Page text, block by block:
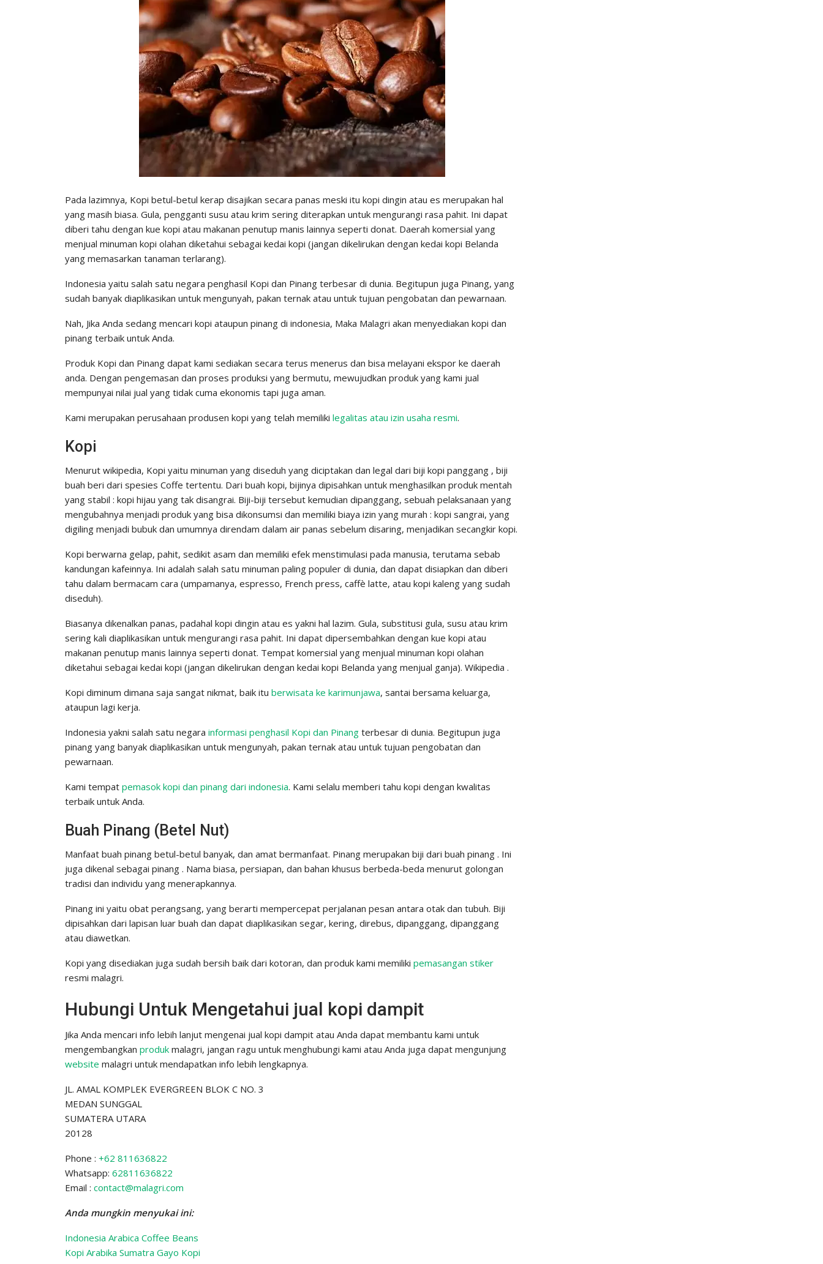
Pada lazimnya, Kopi betul-betul kerap disajikan secara panas meski itu kopi dingin atau es merupakan hal
yang masih biasa. Gula, pengganti susu atau krim sering diterapkan untuk mengurangi rasa pahit. Ini dapat
diberi tahu dengan kue kopi atau makanan penutup manis lainnya seperti donat. Daerah komersial yang
menjual minuman kopi olahan diketahui sebagai kedai kopi (jangan dikelirukan dengan kedai kopi Belanda
yang memasarkan tanaman terlarang).
Indonesia yaitu salah satu negara penghasil Kopi dan Pinang terbesar di dunia. Begitupun juga Pinang, yang
sudah banyak diaplikasikan untuk mengunyah, pakan ternak atau untuk tujuan pengobatan dan pewarnaan.
Nah, Jika Anda sedang mencari kopi ataupun pinang di indonesia, Maka Malagri akan menyediakan kopi dan
pinang terbaik untuk Anda.
Produk Kopi dan Pinang dapat kami sediakan secara terus menerus dan bisa melayani ekspor ke daerah
anda. Dengan pengemasan dan proses produksi yang bermutu, mewujudkan produk yang kami jual
mempunyai nilai jual yang tidak cuma ekonomis tapi juga aman.
Kami merupakan perusahaan produsen kopi yang telah memiliki legalitas atau izin usaha resmi.
Kopi
Menurut wikipedia, Kopi yaitu minuman yang diseduh yang diciptakan dan legal dari biji kopi panggang , biji
buah beri dari spesies Coffe tertentu. Dari buah kopi, bijinya dipisahkan untuk menghasilkan produk mentah
yang stabil : kopi hijau yang tak disangrai. Biji-biji tersebut kemudian dipanggang, sebuah pelaksanaan yang
mengubahnya menjadi produk yang bisa dikonsumsi dan memiliki biaya izin yang murah : kopi sangrai, yang
digiling menjadi bubuk dan umumnya direndam dalam air panas sebelum disaring, menjadikan secangkir kopi.
Kopi berwarna gelap, pahit, sedikit asam dan memiliki efek menstimulasi pada manusia, terutama sebab
kandungan kafeinnya. Ini adalah salah satu minuman paling populer di dunia, dan dapat disiapkan dan diberi
tahu dalam bermacam cara (umpamanya, espresso, French press, caffè latte, atau kopi kaleng yang sudah
diseduh).
Biasanya dikenalkan panas, padahal kopi dingin atau es yakni hal lazim. Gula, substitusi gula, susu atau krim
sering kali diaplikasikan untuk mengurangi rasa pahit. Ini dapat dipersembahkan dengan kue kopi atau
makanan penutup manis lainnya seperti donat. Tempat komersial yang menjual minuman kopi olahan
diketahui sebagai kedai kopi (jangan dikelirukan dengan kedai kopi Belanda yang menjual ganja). Wikipedia .
Kopi diminum dimana saja sangat nikmat, baik itu berwisata ke karimunjawa, santai bersama keluarga,
ataupun lagi kerja.
Indonesia yakni salah satu negara informasi penghasil Kopi dan Pinang terbesar di dunia. Begitupun juga
pinang yang banyak diaplikasikan untuk mengunyah, pakan ternak atau untuk tujuan pengobatan dan
pewarnaan.
Kami tempat pemasok kopi dan pinang dari indonesia. Kami selalu memberi tahu kopi dengan kwalitas
terbaik untuk Anda.
Buah Pinang (Betel Nut)
Manfaat buah pinang betul-betul banyak, dan amat bermanfaat. Pinang merupakan biji dari buah pinang . Ini
juga dikenal sebagai pinang . Nama biasa, persiapan, dan bahan khusus berbeda-beda menurut golongan
tradisi dan individu yang menerapkannya.
Pinang ini yaitu obat perangsang, yang berarti mempercepat perjalanan pesan antara otak dan tubuh. Biji
dipisahkan dari lapisan luar buah dan dapat diaplikasikan segar, kering, direbus, dipanggang, dipanggang
atau diawetkan.
Kopi yang disediakan juga sudah bersih baik dari kotoran, dan produk kami memiliki pemasangan stiker
resmi malagri.
Hubungi Untuk Mengetahui jual kopi dampit
Jika Anda mencari info lebih lanjut mengenai jual kopi dampit atau Anda dapat membantu kami untuk
mengembangkan produk malagri, jangan ragu untuk menghubungi kami atau Anda juga dapat mengunjung
website malagri untuk mendapatkan info lebih lengkapnya.
JL. AMAL KOMPLEK EVERGREEN BLOK C NO. 3
MEDAN SUNGGAL
SUMATERA UTARA
20128
Phone : +62 811636822
Whatsapp: 62811636822
Email : contact@malagri.com
Anda mungkin menyukai ini:
Indonesia Arabica Coffee Beans
Kopi Arabika Sumatra Gayo Kopi